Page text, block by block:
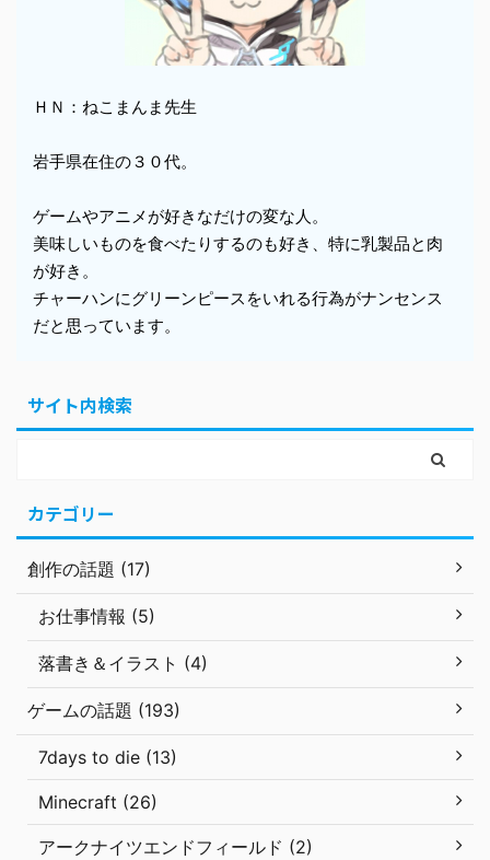
ＨＮ：ねこまんま先生
岩手県在住の３０代。
ゲームやアニメが好きなだけの変な人。
美味しいものを食べたりするのも好き、特に乳製品と肉
が好き。
チャーハンにグリーンピースをいれる行為がナンセンス
だと思っています。
サイト内検索
カテゴリー
創作の話題 (17)
お仕事情報 (5)
落書き＆イラスト (4)
ゲームの話題 (193)
7days to die (13)
Minecraft (26)
アークナイツエンドフィールド (2)